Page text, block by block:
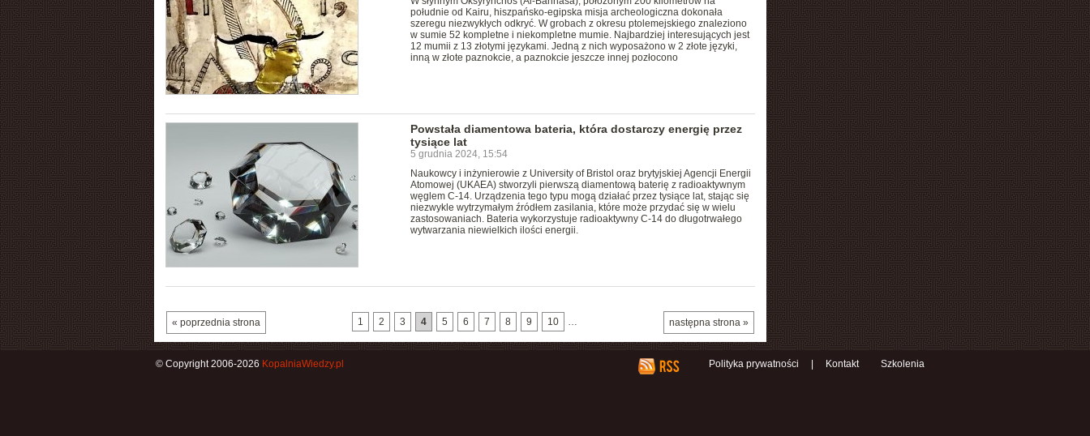
południe od Kairu, hiszpańsko-egipska misja archeologiczna dokonała
szeregu niezwykłych odkryć. W grobach z okresu ptolemejskiego znaleziono
w sumie 52 kompletne i niekompletne mumie. Najbardziej interesujących jest
12 mumii z 13 złotymi językami. Jedną z nich wyposażono w 2 złote języki,
inną w złote paznokcie, a paznokcie jeszcze innej pozłocono
Powstała diamentowa bateria, która dostarczy energię przez
tysiące lat
5 grudnia 2024, 15:54
Naukowcy i inżynierowie z University of Bristol oraz brytyjskiej Agencji Energii
Atomowej (UKAEA) stworzyli pierwszą diamentową baterię z radioaktywnym
węglem C-14. Urządzenia tego typu mogą działać przez tysiące lat, stając się
niezwykle wytrzymałym źródłem zasilania, które może przydać się w wielu
zastosowaniach. Bateria wykorzystuje radioaktywny C-14 do długotrwałego
wytwarzania niewielkich ilości energii.
« poprzednia strona następna strona »
1 2 3 4 5 6 7 8 9 10 …
Polityka prywatności Kontakt Szkolenia
© Copyright 2006-2026 KopalniaWiedzy.pl